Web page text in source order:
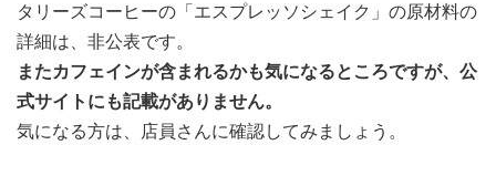
タリーズコーヒーの「エスプレッソシェイク」の原材料の
詳細は、非公表です。
またカフェインが含まれるかも気になるところですが、公
式サイトにも記載がありません。
気になる方は、店員さんに確認してみましょう。